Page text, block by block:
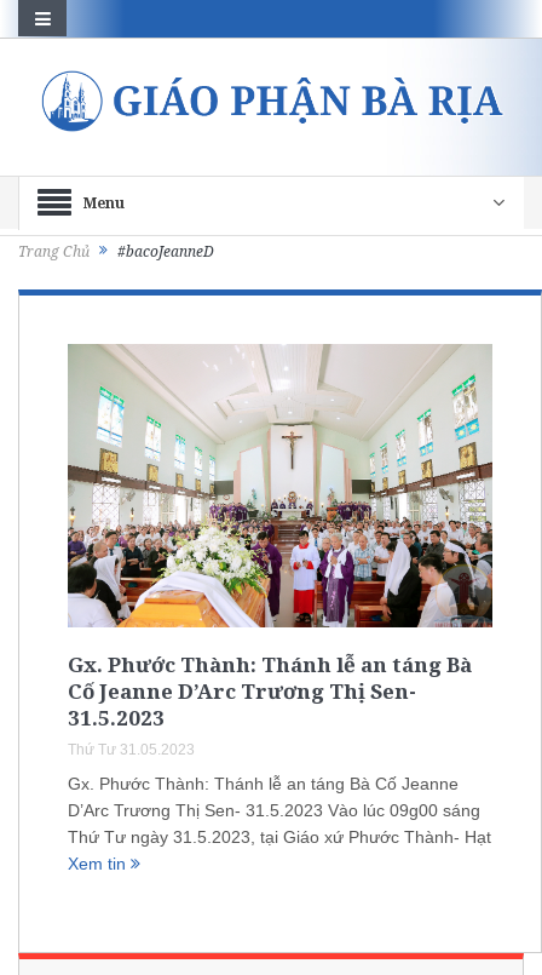
Menu
Trang Chủ #bacoJeanneD
Gx. Phước Thành: Thánh lễ an táng Bà
Cố Jeanne D’Arc Trương Thị Sen-
31.5.2023
Thứ Tư 31.05.2023
Gx. Phước Thành: Thánh lễ an táng Bà Cố Jeanne
D’Arc Trương Thị Sen- 31.5.2023 Vào lúc 09g00 sáng
Thứ Tư ngày 31.5.2023, tại Giáo xứ Phước Thành- Hạt
Xem tin